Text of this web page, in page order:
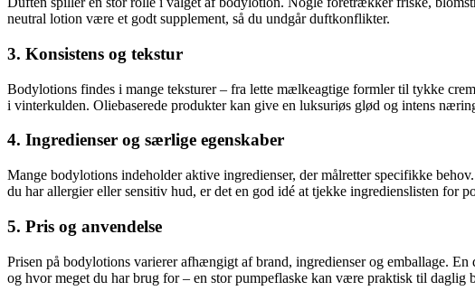
neutral lotion være et godt supplement, så du undgår duftkonflikter.
3. Konsistens og tekstur
Bodylotions findes i mange teksturer – fra lette mælkeagtige formler til tykke
i vinterkulden. Oliebaserede produkter kan give en luksuriøs glød og intens
4. Ingredienser og særlige egenskaber
Mange bodylotions indeholder aktive ingredienser, der målretter specifikke
du har allergier eller sensitiv hud, er det en god idé at tjekke ingredienslisten for
5. Pris og anvendelse
Prisen på bodylotions varierer afhængigt af brand, ingredienser og emballage.
og hvor meget du har brug for – en stor pumpeflaske kan være praktisk til daglig